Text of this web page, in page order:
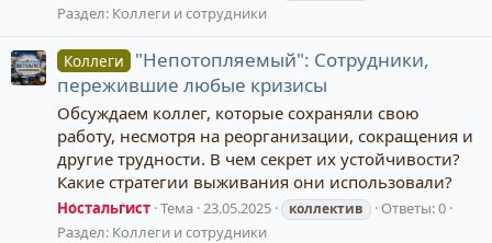
Раздел: Коллеги и сотрудники
Коллеги
"Непотопляемый": Сотрудники,
пережившие любые кризисы
Обсуждаем коллег, которые сохраняли свою
работу, несмотря на реорганизации, сокращения и
другие трудности. В чем секрет их устойчивости?
Какие стратегии выживания они использовали?
Ностальгист Тема 23.05.2025 коллектив
Ответы: 0
Раздел: Коллеги и сотрудники